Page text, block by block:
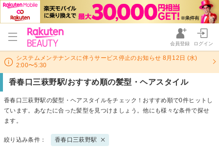
会員登録 ログイン
システムメンテナンスに伴うサービス停止のお知らせ 8月12日 (水)
2:00〜5:30
香春口三萩野駅/おすすめ順の髪型・ヘアスタイル
香春口三萩野駅の髪型・ヘアスタイルをチェック！おすすめ順で0件ヒットし
ています。あなたに合った髪型を見つけましょう。他にも様々な条件で探せ
ます。
絞り込み条件： 香春口三萩野駅